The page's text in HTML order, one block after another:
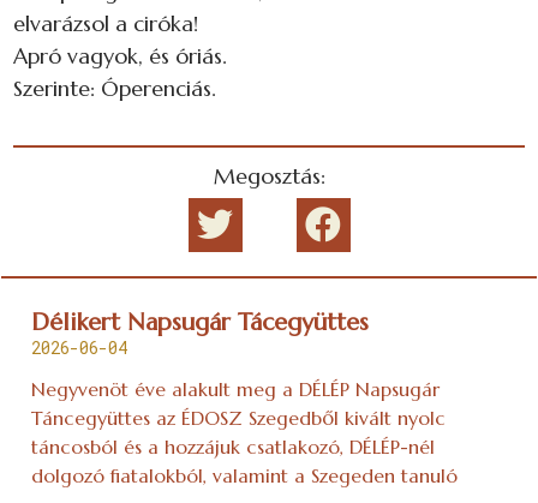
elvarázsol a ciróka!
Apró vagyok, és óriás.
Szerinte: Óperenciás.
Megosztás:
Délikert Napsugár Tácegyüttes
2026-06-04
Negyvenöt éve alakult meg a DÉLÉP Napsugár
Táncegyüttes az ÉDOSZ Szegedből kivált nyolc
táncosból és a hozzájuk csatlakozó, DÉLÉP-nél
dolgozó fiatalokból, valamint a Szegeden tanuló